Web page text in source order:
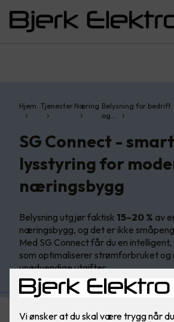
Hjem Tjenester Næring Belysning for bedrift
og…
SG Connect - smart
lysstyring for
næringsbygg
Belysning utgjør faktisk 15–20 % av
næringsbygg, og det er ikke
Med SG Connect får du en
som optimaliserer strømforbruket og
unødvendige utgifter.